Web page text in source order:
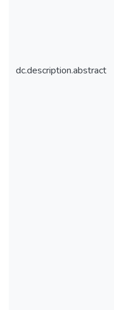
dc.description.abstract